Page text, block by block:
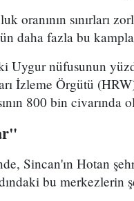
oranının sınırları
daha fazla bu
Uygur nüfusunun
İzleme Örgütü
800 bin
Sincan'ın Hotan
bu merkezlerin